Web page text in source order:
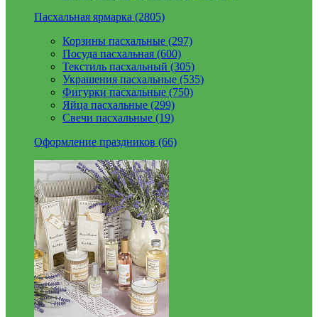
Пасхальная ярмарка (2805)
Корзины пасхальные (297)
Посуда пасхальная (600)
Текстиль пасхальный (305)
Украшения пасхальные (535)
Фигурки пасхальные (750)
Яйца пасхальные (299)
Свечи пасхальные (19)
Оформление праздников (66)